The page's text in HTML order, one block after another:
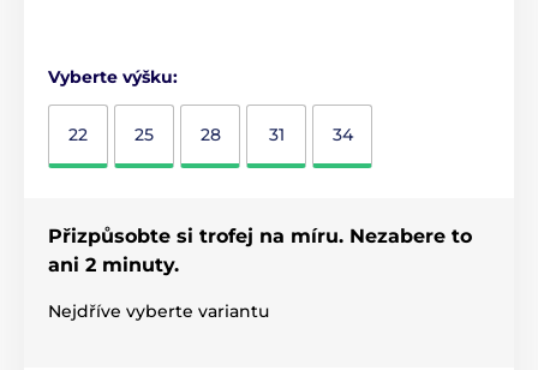
Vyberte výšku:
22 25 28 31 34
Přizpůsobte si trofej na míru. Nezabere to
ani 2 minuty.
Nejdříve vyberte variantu